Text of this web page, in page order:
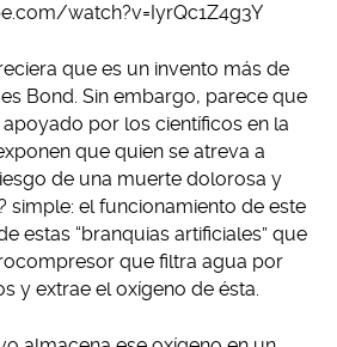
watch?v=IyrQc1Z4g3Y
que es un invento más de
Bond. Sin embargo, parece que
por los científicos en la
que quien se atreva a
de una muerte dolorosa y
simple: el funcionamiento de este
estas “branquias artificiales” que
que filtra agua por
y extrae el oxígeno de ésta.